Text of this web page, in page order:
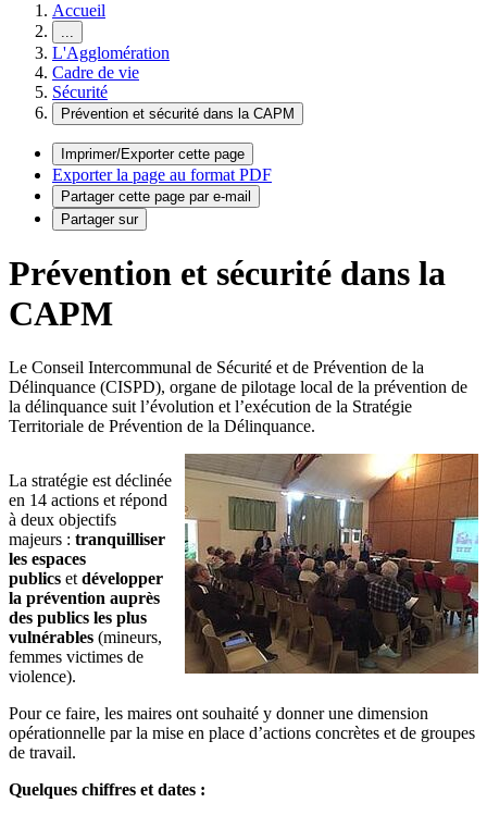
Accueil
...
L'Agglomération
Cadre de vie
Sécurité
Prévention et sécurité dans la CAPM
Imprimer/Exporter cette page
Exporter la page au format PDF
Partager cette page par e-mail
Partager sur
Prévention et sécurité dans la
CAPM
Le Conseil Intercommunal de Sécurité et de Prévention de la
Délinquance (CISPD), organe de pilotage local de la prévention de
la délinquance suit l’évolution et l’exécution de la Stratégie
Territoriale de Prévention de la Délinquance.
La stratégie est déclinée
en 14 actions et répond
à deux objectifs
majeurs : tranquilliser
les espaces
publics et développer
la prévention auprès
des publics les plus
vulnérables (mineurs,
femmes victimes de
violence).
Pour ce faire, les maires ont souhaité y donner une dimension
opérationnelle par la mise en place d’actions concrètes et de groupes
de travail.
Quelques chiffres et dates :